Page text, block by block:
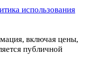
использования
включая цены,
публичной